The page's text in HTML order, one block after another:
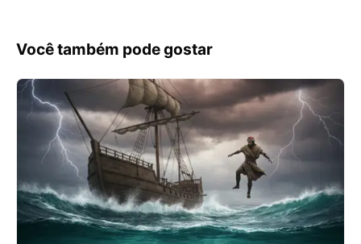
Você também pode gostar